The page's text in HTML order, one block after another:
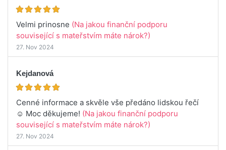
Velmi prinosne (Na jakou finanční podporu
související s mateřstvím máte nárok?)
27. Nov 2024
Kejdanová
Cenné informace a skvěle vše předáno lidskou řečí
☺️ Moc děkujeme! (Na jakou finanční podporu
související s mateřstvím máte nárok?)
27. Nov 2024